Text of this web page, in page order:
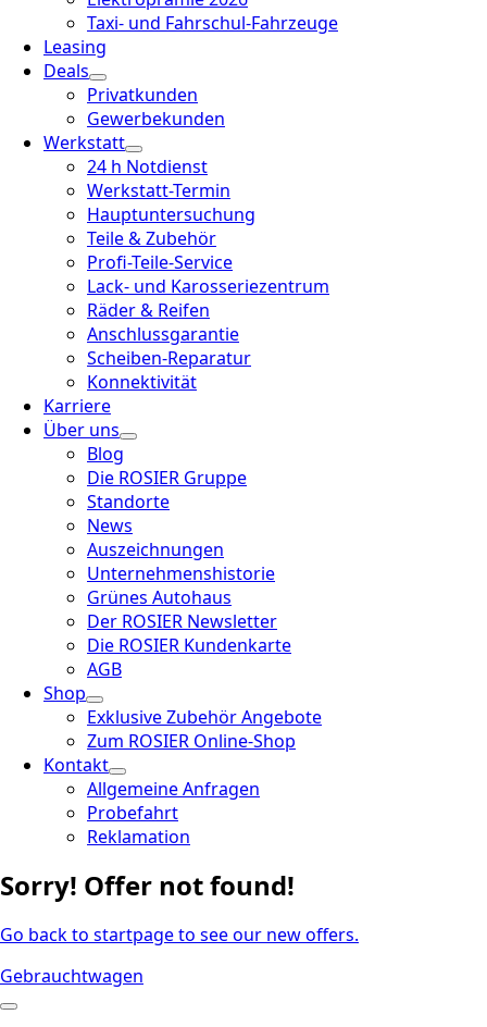
Taxi- und Fahrschul-Fahrzeuge
Leasing
Deals
Privatkunden
Gewerbekunden
Werkstatt
24 h Notdienst
Werkstatt-Termin
Hauptuntersuchung
Teile & Zubehör
Profi-Teile-Service
Lack- und Karosseriezentrum
Räder & Reifen
Anschlussgarantie
Scheiben-Reparatur
Konnektivität
Karriere
Über uns
Blog
Die ROSIER Gruppe
Standorte
News
Auszeichnungen
Unternehmenshistorie
Grünes Autohaus
Der ROSIER Newsletter
Die ROSIER Kundenkarte
AGB
Shop
Exklusive Zubehör Angebote
Zum ROSIER Online-Shop
Kontakt
Allgemeine Anfragen
Probefahrt
Reklamation
Sorry! Offer not found!
Go back to startpage to see our new offers.
Gebrauchtwagen